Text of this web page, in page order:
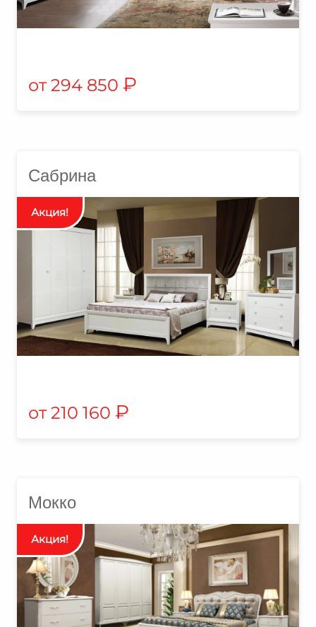
294 850 ₽
Сабрина
210 160 ₽
Мокко